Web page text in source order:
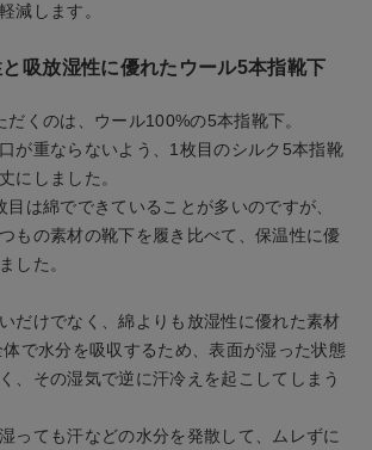
減します。
吸放湿性に優れたウール5本指靴下
だくのは、ウール100%の5本指靴下。
が重ならないよう、1枚目のシルク5本指靴
にしました。
は綿でできていることが多いのですが、
もの素材の靴下を履き比べて、保温性に優
した。
だけでなく、綿よりも放湿性に優れた素材
で水分を吸収するため、表面が湿った状態
、その湿気で逆に汗冷えを起こしてしまう
っても汗などの水分を発散して、ムレずに